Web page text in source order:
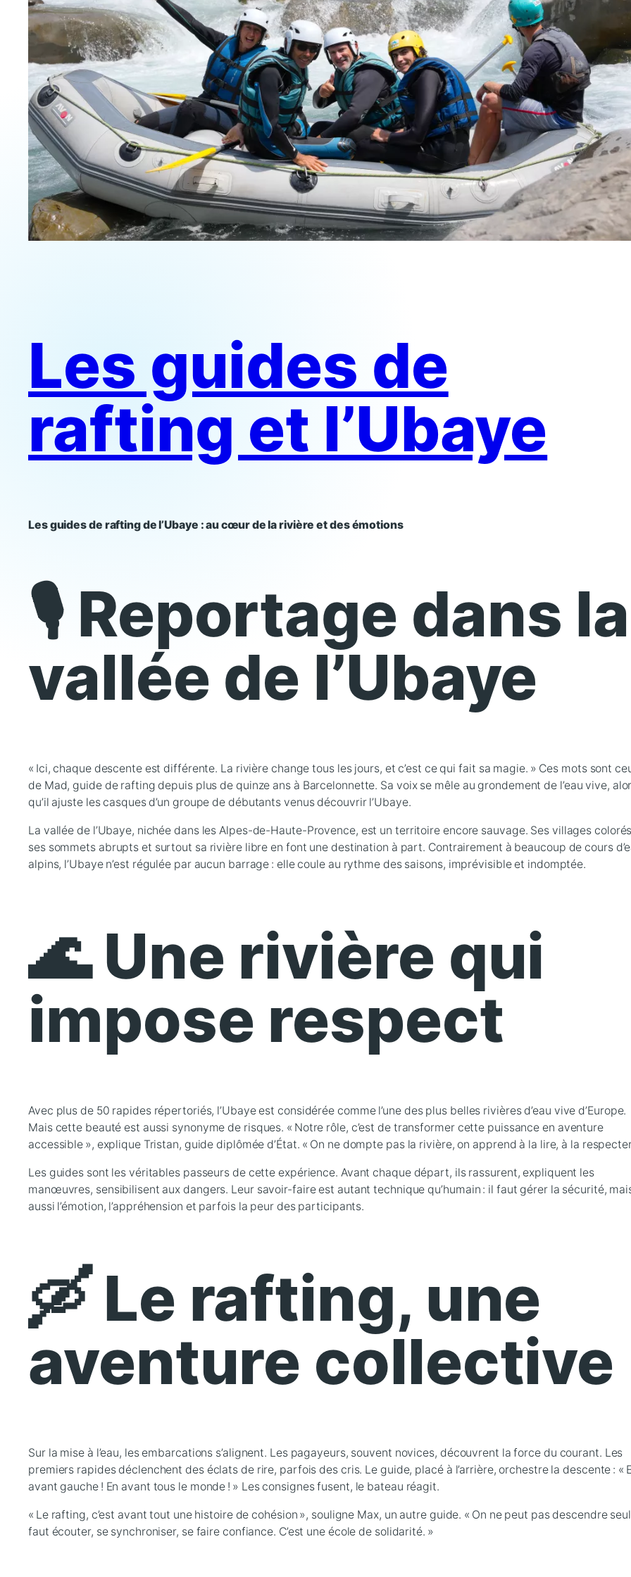
Les guides de
rafting et l’Ubaye
Les guides de rafting de l’Ubaye : au cœur de la rivière et des émotions
🎙️ Reportage dans la
vallée de l’Ubaye
« Ici, chaque descente est différente. La rivière change tous les jours, et c’est ce qui fait sa magie. » Ces mots sont
de Mad, guide de rafting depuis plus de quinze ans à Barcelonnette. Sa voix se mêle au grondement de l’eau vive,
qu’il ajuste les casques d’un groupe de débutants venus découvrir l’Ubaye.
La vallée de l’Ubaye, nichée dans les Alpes-de-Haute-Provence, est un territoire encore sauvage. Ses villages
ses sommets abrupts et surtout sa rivière libre en font une destination à part. Contrairement à beaucoup de cours
alpins, l’Ubaye n’est régulée par aucun barrage : elle coule au rythme des saisons, imprévisible et indomptée.
🌊 Une rivière qui
impose respect
Avec plus de 50 rapides répertoriés, l’Ubaye est considérée comme l’une des plus belles rivières d’eau vive d’Europe.
Mais cette beauté est aussi synonyme de risques. « Notre rôle, c’est de transformer cette puissance en aventure
accessible », explique Tristan, guide diplômée d’État. « On ne dompte pas la rivière, on apprend à la lire, à la
Les guides sont les véritables passeurs de cette expérience. Avant chaque départ, ils rassurent, expliquent les
manœuvres, sensibilisent aux dangers. Leur savoir-faire est autant technique qu’humain : il faut gérer la sécurité,
aussi l’émotion, l’appréhension et parfois la peur des participants.
🛶 Le rafting, une
aventure collective
Sur la mise à l’eau, les embarcations s’alignent. Les pagayeurs, souvent novices, découvrent la force du courant. Les
premiers rapides déclenchent des éclats de rire, parfois des cris. Le guide, placé à l’arrière, orchestre la descente : «
avant gauche ! En avant tous le monde ! » Les consignes fusent, le bateau réagit.
« Le rafting, c’est avant tout une histoire de cohésion », souligne Max, un autre guide. « On ne peut pas descendre
faut écouter, se synchroniser, se faire confiance. C’est une école de solidarité. »